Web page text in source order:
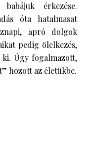
érkezése.
óta hatalmasat
apró dolgok
pedig ölelkezés,
Úgy fogalmazott,
hozott az életükbe.